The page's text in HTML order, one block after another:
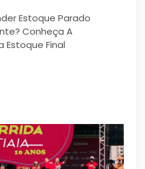
Estoque Parado
Conheça A
Estoque Final